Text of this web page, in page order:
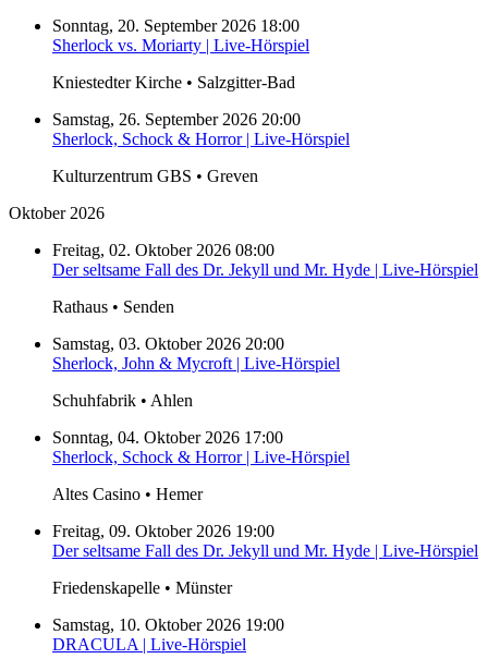
Sonntag, 20. September 2026 18:00
Sherlock vs. Moriarty | Live-Hörspiel
Kniestedter Kirche • Salzgitter-Bad
Samstag, 26. September 2026 20:00
Sherlock, Schock & Horror | Live-Hörspiel
Kulturzentrum GBS • Greven
Oktober 2026
Freitag, 02. Oktober 2026 08:00
Der seltsame Fall des Dr. Jekyll und Mr. Hyde | Live-Hörspiel
Rathaus • Senden
Samstag, 03. Oktober 2026 20:00
Sherlock, John & Mycroft | Live-Hörspiel
Schuhfabrik • Ahlen
Sonntag, 04. Oktober 2026 17:00
Sherlock, Schock & Horror | Live-Hörspiel
Altes Casino • Hemer
Freitag, 09. Oktober 2026 19:00
Der seltsame Fall des Dr. Jekyll und Mr. Hyde | Live-Hörspiel
Friedenskapelle • Münster
Samstag, 10. Oktober 2026 19:00
DRACULA | Live-Hörspiel